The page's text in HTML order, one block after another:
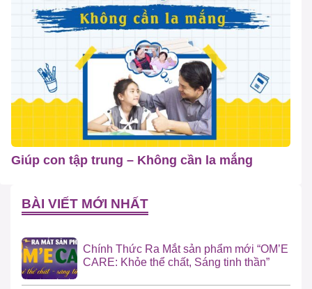
Giúp con tập trung – Không cần la mắng
BÀI VIẾT MỚI NHẤT
Chính Thức Ra Mắt sản phẩm mới “OM’E
CARE: Khỏe thể chất, Sáng tinh thần”